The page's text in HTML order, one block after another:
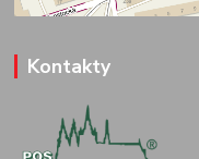
Kontakty